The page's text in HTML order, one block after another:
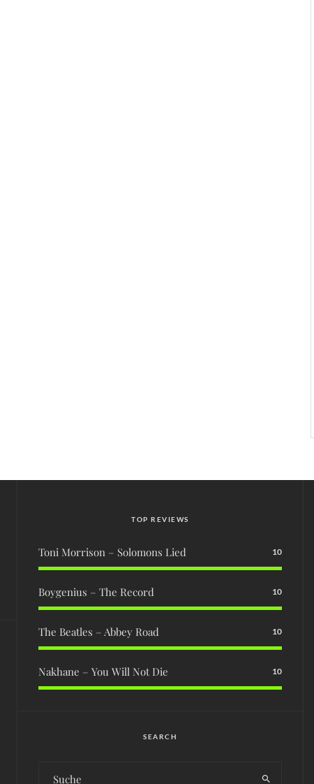
TOP REVIEWS
Toni Morrison – Solomons Lied 10
Boygenius – The Record 10
The Beatles – Abbey Road 10
Nakhane – You Will Not Die 10
SEARCH